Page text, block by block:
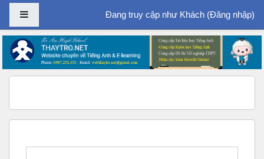
Chuyển tới nội dung chính
Bảng điều khiển cạnhĐang truy cập như Khách (Đăng nhập)